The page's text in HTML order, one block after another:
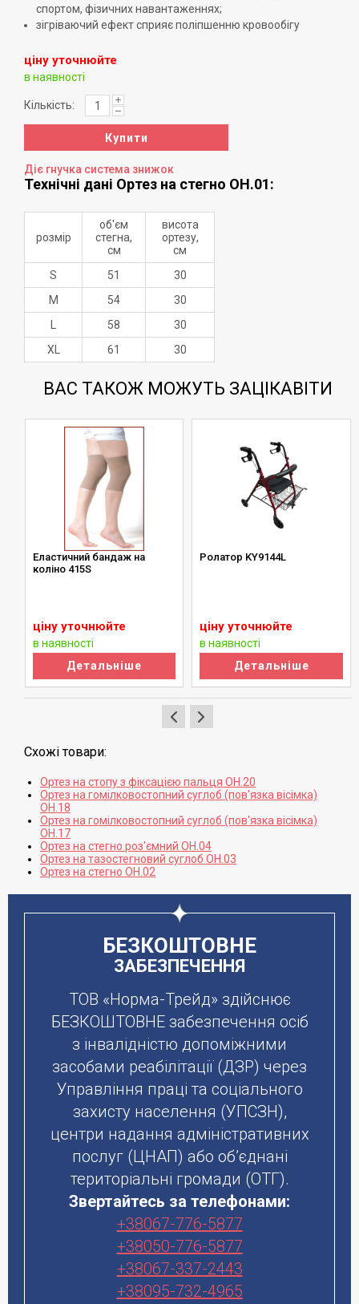
спортом, фізичних навантаженнях;
зігріваючий ефект сприяє поліпшенню кровообігу
ціну уточнюйте
в наявності
Кількість:
Купити
Діє гнучка система знижок
Технічні дані Ортез на стегно ОН.01:
розмір
об'єм
стегна,
см
висота
ортезу,
см
S
51
30
M
54
30
58
30
XL
61 30
ВАС ТАКОЖ МОЖУТЬ ЗАЦІКАВІТИ
Еластичний бандаж на
коліно 415S
ціну уточнюйте
в наявності
Детальніше
Ролатор KY9144L
ціну уточнюйте
в наявності
Детальніше
Схожі товари:
Ортез на стопу з фіксацією пальця ОН.20
Ортез на гомілковостопний суглоб (пов'язка вісімка)
ОН.18
Ортез на гомілковостопний суглоб (пов'язка вісімка)
ОН.17
Ортез на стегно роз'ємний ОН.04
Ортез на тазостегновий суглоб ОН.03
Ортез на стегно ОН.02
БЕЗКОШТОВНЕ
ЗАБЕЗПЕЧЕННЯ
ТОВ «Норма-Трейд» здійснює
БЕЗКОШТОВНЕ забезпечення осіб
з інвалідністю допоміжними
засобами реабілітації (ДЗР) через
Управління праці та соціального
захисту населення (УПСЗН),
центри надання адміністративних
послуг (ЦНАП) або об’єднані
територіальні громади (ОТГ).
Звертайтесь за телефонами:
+38067-776-5877
+38050-776-5877
+38067-337-2443
+38095-732-4965